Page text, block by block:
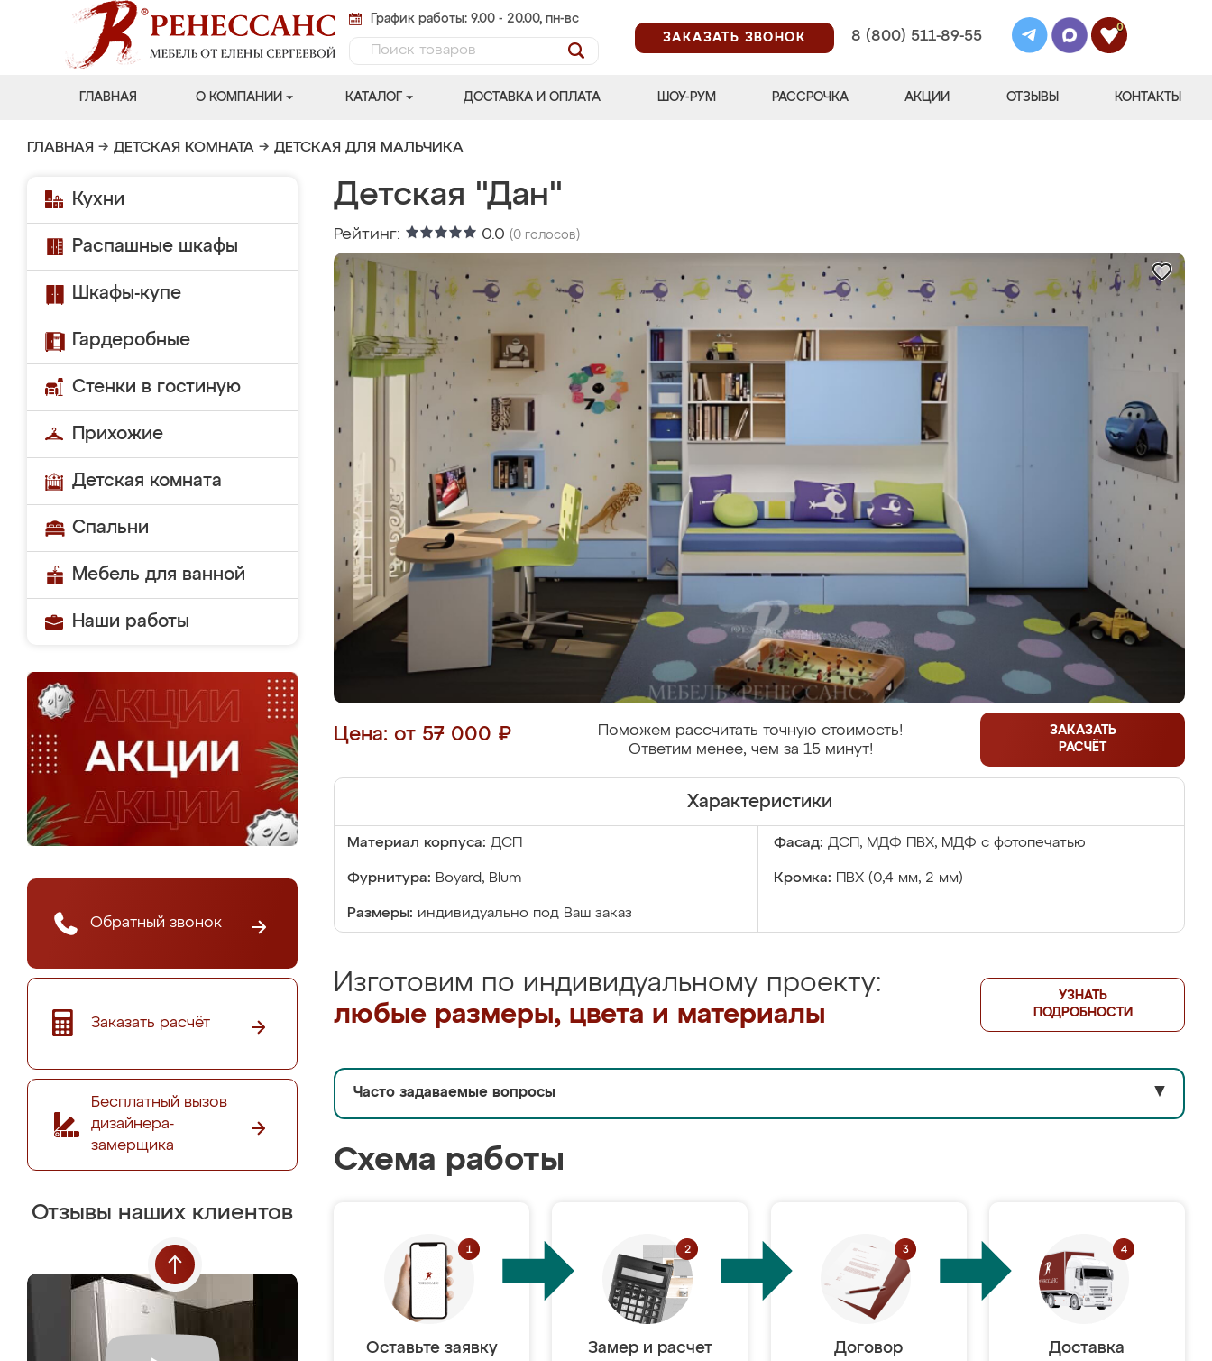
График работы: 9.00 - 20.00, пн-вс
ЗАКАЗАТЬ ЗВОНОК
8 (800) 511-89-55
0
ГЛАВНАЯ О КОМПАНИИ КАТАЛОГ ДОСТАВКА И ОПЛАТА ШОУ-РУМ РАССРОЧКА АКЦИИ ОТЗЫВЫ КОНТАКТЫ
ГЛАВНАЯ → ДЕТСКАЯ КОМНАТА → ДЕТСКАЯ ДЛЯ МАЛЬЧИКА
Кухни
Распашные шкафы
Шкафы-купе
Гардеробные
Стенки в гостиную
Прихожие
Детская комната
Спальни
Мебель для ванной
Наши работы
Обратный звонок
Заказать расчёт
Бесплатный вызов
дизайнера-
замерщика
Отзывы наших клиентов
Детская "Дан"
Рейтинг: 0.0 (0 голосов)
Цена: от 57 000 ₽
Поможем рассчитать точную стоимость!
Ответим менее, чем за 15 минут!
ЗАКАЗАТЬ
РАСЧЁТ
Характеристики
Материал корпуса: ДСП Фасад: ДСП, МДФ ПВХ, МДФ с фотопечатью
Фурнитура: Boyard, Blum Кромка: ПВХ (0,4 мм, 2 мм)
Размеры: индивидуально под Ваш заказ
Изготовим по индивидуальному проекту:
любые размеры, цвета и материалы
УЗНАТЬ
ПОДРОБНОСТИ
Часто задаваемые вопросы ▼
Схема работы
Оставьте заявку Замер и расчет
Договор
Доставка